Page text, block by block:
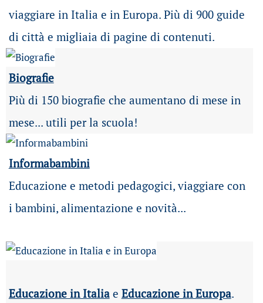
viaggiare in Italia e in Europa. Più di 900 guide
di città e migliaia di pagine di contenuti.
Biografie
Più di 150 biografie che aumentano di mese in
mese... utili per la scuola!
Informabambini
Educazione e metodi pedagogici, viaggiare con
i bambini, alimentazione e novità...
Educazione in Italiae Educazione in Europa.